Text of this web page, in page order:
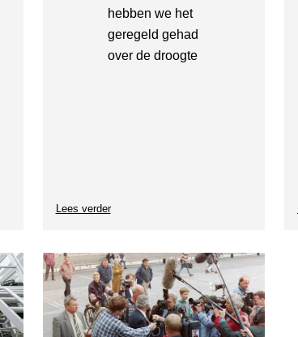
hebben we het
geregeld gehad
over de droogte
Lees verderover